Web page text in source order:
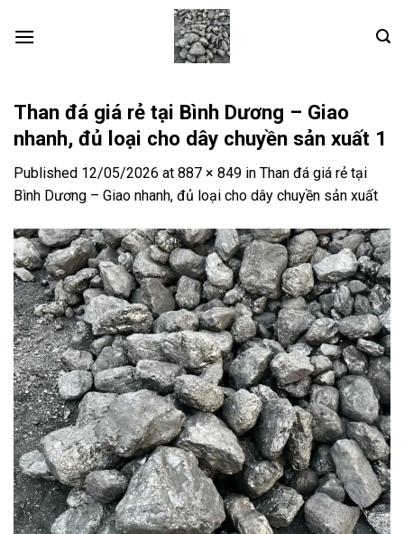
Than đá giá rẻ tại Bình Dương – Giao
nhanh, đủ loại cho dây chuyền sản xuất 1
Published 12/05/2026 at 887 × 849 in Than đá giá rẻ tại
Bình Dương – Giao nhanh, đủ loại cho dây chuyền sản xuất